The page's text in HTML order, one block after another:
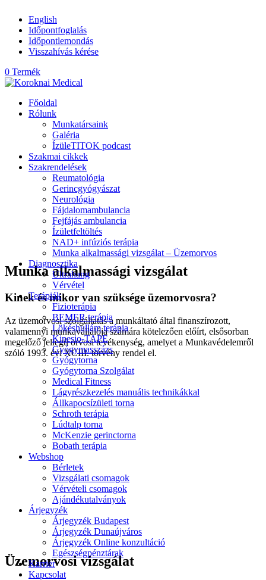
English
Időpontfoglalás
Időpontlemondás
Visszahívás kérése
0 Termék
Főoldal
Rólunk
Munkatársaink
Galéria
ÍzüleTITOK podcast
Szakmai cikkek
Szakrendelések
Reumatológia
Gerincgyógyászat
Neurológia
Fájdalomambulancia
Fejfájás ambulancia
Ízületfeltöltés
NAD+ infúziós terápia
Munka alkalmassági vizsgálat – Üzemorvos
Diagnosztika
Ultrahang
Vérvétel
Terápiák
Fizioterápia
BEMER terápia
Lökéshullám terápia
Kinesio-TAPE
Gyógymasszázs
Gyógytorna
Gyógytorna Szolgálat
Medical Fitness
Lágyrészkezelés manuális technikákkal
Állkapocsízületi torna
Schroth terápia
Lúdtalp torna
McKenzie gerinctorna
Bobath terápia
Webshop
Bérletek
Vizsgálati csomagok
Vérvételi csomagok
Ajándékutalványok
Árjegyzék
Árjegyzék Budapest
Árjegyzék Dunaújváros
Árjegyzék Online konzultáció
Egészségpénztárak
Karrier
Kapcsolat
Munka alkalmassági vizsgálat
Kinek és mikor van szüksége üzemorvosra?
Az üzemorvosi szolgáltatás a munkáltató által finanszírozott,
valamennyi munkavállalója számára kötelezően előírt, elsősorban
megelőző jellegű orvosi tevékenység, amelyet a Munkavédelemről
szóló 1993. évi XCIII. törvény rendel el.
Üzemorvosi vizsgálat